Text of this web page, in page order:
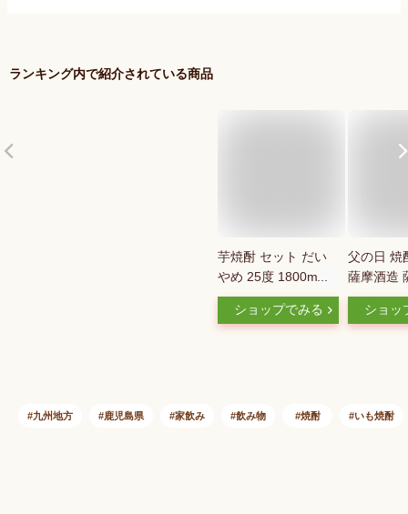
ランキング内で紹介されている商品
芋焼酎 セット だい
やめ 25度 1800ml×2
本 濱田酒造 いも焼
酎 鹿児島 焼酎 酒 お
ショップでみる
父の日 焼
薩摩酒造
アムギフ
5069 赤
酒 プレゼ
ショッ
九州地方 鹿児島県 家飲み 飲み物 焼酎 いも焼酎